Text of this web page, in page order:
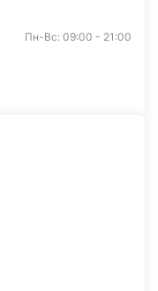
Пн-Вс: 09:00 - 21:00